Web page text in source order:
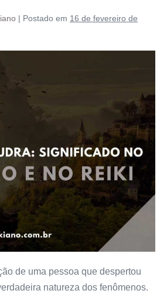
| Postado em 16 de fevereiro de
de uma pessoa que despertou
natureza dos fenômenos.